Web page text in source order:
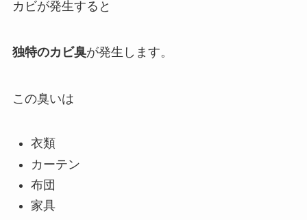
カビが発生すると
独特のカビ臭が発生します。
この臭いは
衣類
カーテン
布団
家具